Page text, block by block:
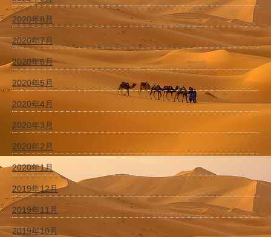
2020年8月
2020年7月
2020年6月
2020年5月
2020年4月
2020年3月
2020年2月
2020年1月
2019年12月
2019年11月
2019年10月